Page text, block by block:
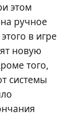
этом
ручное
в игре
новую
того,
системы